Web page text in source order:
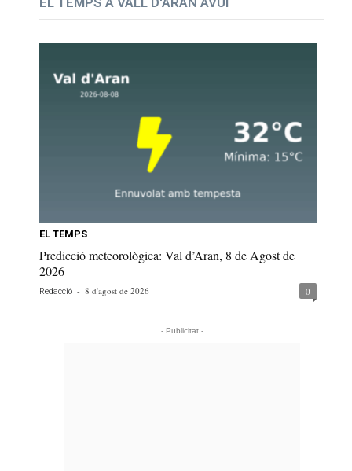
EL TEMPS
Predicció meteorològica: Val d’Aran, 8 de Agost de
2026
Redacció - 8 d'agost de 2026 0
- Publicitat -